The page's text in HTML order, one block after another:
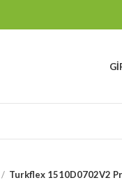
Turkflex 1510D0702V2